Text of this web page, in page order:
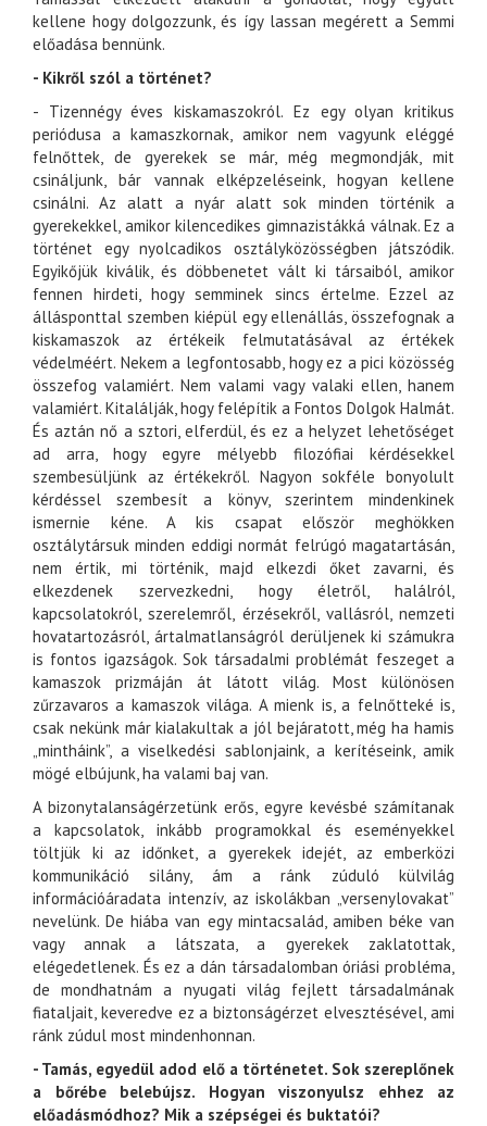
kellene hogy dolgozzunk, és így lassan megérett a Semmi
előadása bennünk.
- Kikről szól a történet?
- Tizennégy éves kiskamaszokról. Ez egy olyan kritikus
periódusa a kamaszkornak, amikor nem vagyunk eléggé
felnőttek, de gyerekek se már, még megmondják, mit
csináljunk, bár vannak elképzeléseink, hogyan kellene
csinálni. Az alatt a nyár alatt sok minden történik a
gyerekekkel, amikor kilencedikes gimnazistákká válnak. Ez a
történet egy nyolcadikos osztályközösségben játszódik.
Egyikőjük kiválik, és döbbenetet vált ki társaiból, amikor
fennen hirdeti, hogy semminek sincs értelme. Ezzel az
állásponttal szemben kiépül egy ellenállás, összefognak a
kiskamaszok az értékeik felmutatásával az értékek
védelméért. Nekem a legfontosabb, hogy ez a pici közösség
összefog valamiért. Nem valami vagy valaki ellen, hanem
valamiért. Kitalálják, hogy felépítik a Fontos Dolgok Halmát.
És aztán nő a sztori, elferdül, és ez a helyzet lehetőséget
ad arra, hogy egyre mélyebb filozófiai kérdésekkel
szembesüljünk az értékekről. Nagyon sokféle bonyolult
kérdéssel szembesít a könyv, szerintem mindenkinek
ismernie kéne. A kis csapat először meghökken
osztálytársuk minden eddigi normát felrúgó magatartásán,
nem értik, mi történik, majd elkezdi őket zavarni, és
elkezdenek szervezkedni, hogy életről, halálról,
kapcsolatokról, szerelemről, érzésekről, vallásról, nemzeti
hovatartozásról, ártalmatlanságról derüljenek ki számukra
is fontos igazságok. Sok társadalmi problémát feszeget a
kamaszok prizmáján át látott világ. Most különösen
zűrzavaros a kamaszok világa. A mienk is, a felnőtteké is,
csak nekünk már kialakultak a jól bejáratott, még ha hamis
„mintháink”, a viselkedési sablonjaink, a kerítéseink, amik
mögé elbújunk, ha valami baj van.
A bizonytalanságérzetünk erős, egyre kevésbé számítanak
a kapcsolatok, inkább programokkal és eseményekkel
töltjük ki az időnket, a gyerekek idejét, az emberközi
kommunikáció silány, ám a ránk zúduló külvilág
információáradata intenzív, az iskolákban „versenylovakat”
nevelünk. De hiába van egy mintacsalád, amiben béke van
vagy annak a látszata, a gyerekek zaklatottak,
elégedetlenek. És ez a dán társadalomban óriási probléma,
de mondhatnám a nyugati világ fejlett társadalmának
fiataljait, keveredve ez a biztonságérzet elvesztésével, ami
ránk zúdul most mindenhonnan.
- Tamás, egyedül adod elő a történetet. Sok szereplőnek
a bőrébe belebújsz. Hogyan viszonyulsz ehhez az
előadásmódhoz? Mik a szépségei és buktatói?